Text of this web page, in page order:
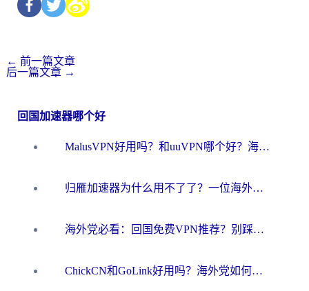
← 前一篇文章
后一篇文章 →
回国加速器哪个好
MalusVPN好用吗？和uuVPN哪个好？海外党无缝访问国内资源的真实对比与选择指南
归雁加速器为什么用不了了？一位海外游子的真实困惑与技术解答
海外党必看：回国免费VPN推荐？别踩坑！教你选对加速器无缝刷国内资源
ChickCN和GoLink好用吗？海外党如何选对回国加速器